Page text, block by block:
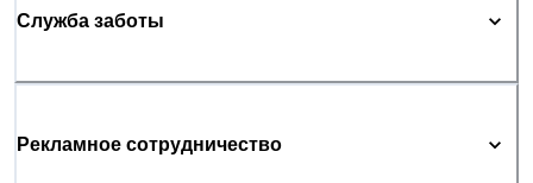
Служба заботы
Рекламное сотрудничество